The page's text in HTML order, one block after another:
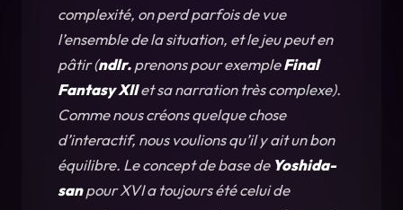
complexité, on perd parfois de vue
l’ensemble de la situation, et le jeu peut en
pâtir (ndlr. prenons pour exemple Final
Fantasy XII et sa narration très complexe).
Comme nous créons quelque chose
d’interactif, nous voulions qu’il y ait un bon
équilibre. Le concept de base de Yoshida-
san pour XVI a toujours été celui de